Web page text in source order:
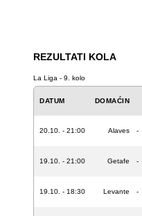
REZULTATI KOLA
La Liga - 9. kolo
DATUM DOMAĆIN
20.10. - 21:00 Alaves -
19.10. - 21:00 Getafe -
19.10. - 18:30 Levante -